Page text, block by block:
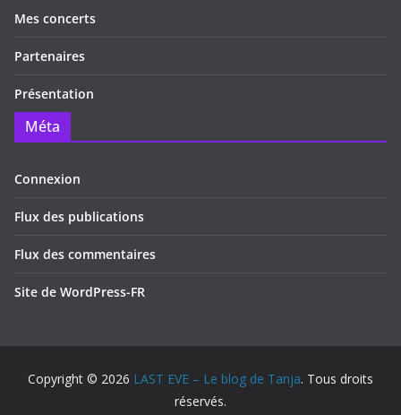
Mes concerts
Partenaires
Présentation
Méta
Connexion
Flux des publications
Flux des commentaires
Site de WordPress-FR
Copyright © 2026 LAST EVE – Le blog de Tanja. Tous droits
réservés.